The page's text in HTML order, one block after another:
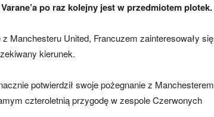
po raz kolejny jest w przedmiotem plotek.
Manchesteru United, Francuzem zainteresowały się
kierunek.
potwierdził swoje pożegnanie z Manchesterem
czteroletnią przygodę w zespole Czerwonych